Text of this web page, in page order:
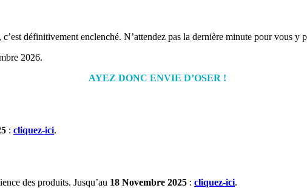
définitivement enclenché. N’attendez pas la dernière minute pour vous y
2026.
AYEZ DONC ENVIE D’OSER !
: cliquez-ici.
des produits. Jusqu’au 18 Novembre 2025 : cliquez-ici.